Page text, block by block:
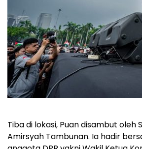
Tiba di lokasi, Puan disambut oleh
Amirsyah Tambunan. Ia hadir